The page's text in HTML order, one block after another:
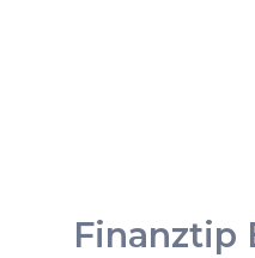
Finanztip